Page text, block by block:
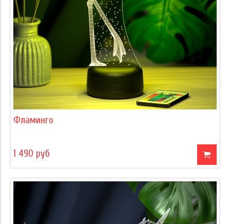
Фламинго
1 490 руб